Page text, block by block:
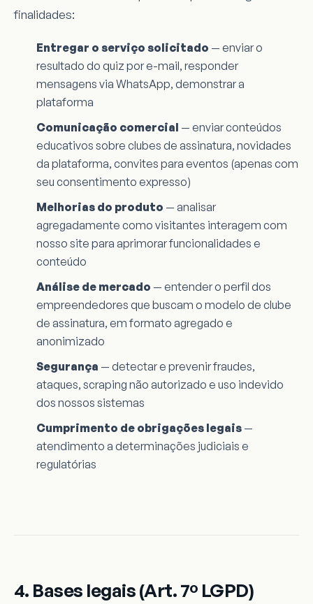
finalidades:
Entregar o serviço solicitado — enviar o
resultado do quiz por e-mail, responder
mensagens via WhatsApp, demonstrar a
plataforma
Comunicação comercial — enviar conteúdos
educativos sobre clubes de assinatura, novidades
da plataforma, convites para eventos (apenas com
seu consentimento expresso)
Melhorias do produto — analisar
agregadamente como visitantes interagem com
nosso site para aprimorar funcionalidades e
conteúdo
Análise de mercado — entender o perfil dos
empreendedores que buscam o modelo de clube
de assinatura, em formato agregado e
anonimizado
Segurança — detectar e prevenir fraudes,
ataques, scraping não autorizado e uso indevido
dos nossos sistemas
Cumprimento de obrigações legais —
atendimento a determinações judiciais e
regulatórias
4. Bases legais (Art. 7º LGPD)